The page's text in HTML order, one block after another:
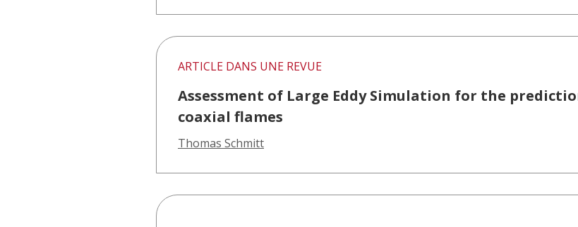
ARTICLE DANS UNE REVUE
Assessment of Large Eddy Simulation for the
coaxial flames
Thomas Schmitt